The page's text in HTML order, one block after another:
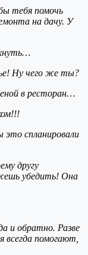
тебя помочь
на дачу. У
Ну чего же ты?
в ресторан…
спланировали
другу
убедить! Она
обратно. Разве
помогают,